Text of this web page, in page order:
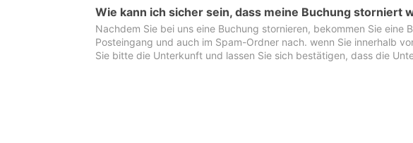
Wie kann ich sicher sein, dass meine Buchung storniert
Nachdem Sie bei uns eine Buchung stornieren, bekommen Sie eine
Posteingang und auch im Spam-Ordner nach. wenn Sie innerhalb
Sie bitte die Unterkunft und lassen Sie sich bestätigen, dass die